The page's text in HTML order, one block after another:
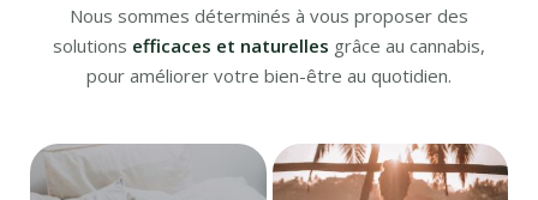
Nous sommes déterminés à vous proposer des
solutions efficaces et naturelles grâce au cannabis,
pour améliorer votre bien-être au quotidien.